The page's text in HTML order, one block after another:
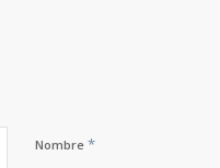
Nombre *